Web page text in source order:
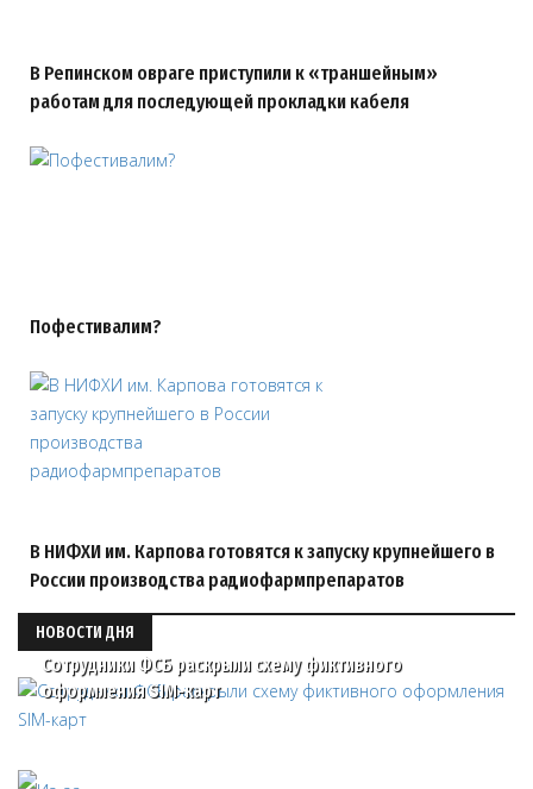
В Репинском овраге приступили к «траншейным»
работам для последующей прокладки кабеля
Пофестивалим?
В НИФХИ им. Карпова готовятся к запуску крупнейшего в
России производства радиофармпрепаратов
НОВОСТИ ДНЯ
Сотрудники ФСБ раскрыли схему фиктивного
оформления SIM-карт